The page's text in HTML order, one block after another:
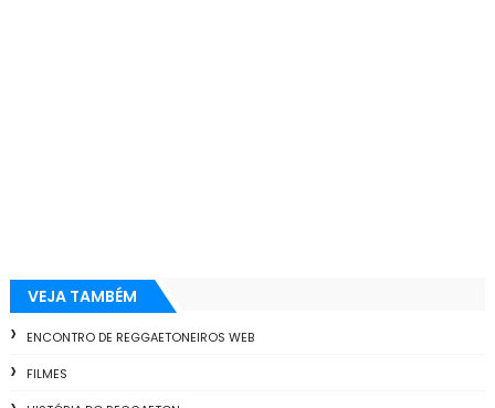
VEJA TAMBÉM
ENCONTRO DE REGGAETONEIROS WEB
FILMES